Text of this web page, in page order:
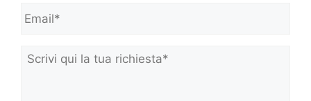
n
m
Scrivi
qui